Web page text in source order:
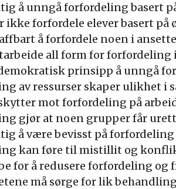
å unngå forfordeling basert
ikke forfordele elever basert
å forfordele noen i
all form for forfordeling
prinsipp å unngå
av ressurser skaper ulikhet i
mot forfordeling på
gjør at noen grupper får
å være bevisst på
kan føre til mistillit og
for å redusere forfordeling og
må sørge for lik